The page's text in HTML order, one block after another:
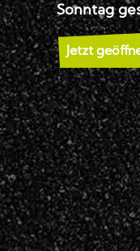
Sonntag
Jetzt